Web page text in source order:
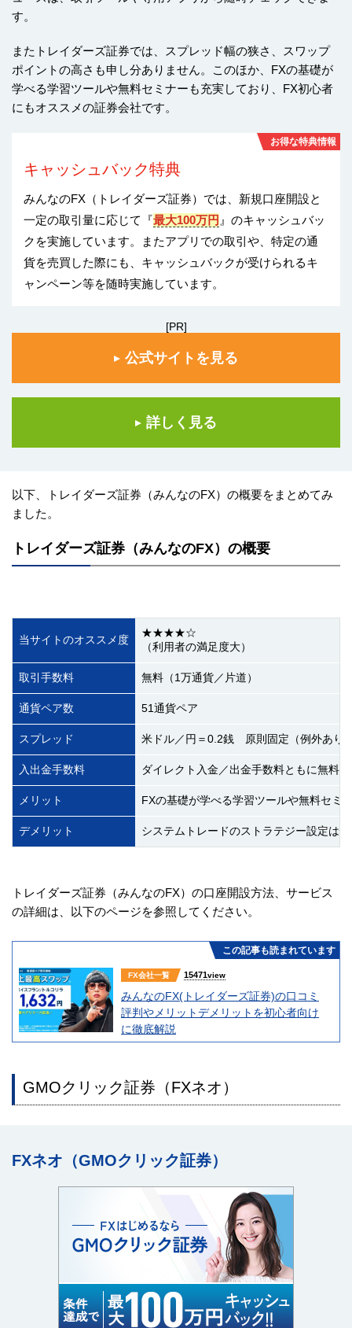
す。
またトレイダーズ証券では、スプレッド幅の狭さ、スワップ
ポイントの高さも申し分ありません。このほか、FXの基礎が
学べる学習ツールや無料セミナーも充実しており、FX初心者
にもオススメの証券会社です。
お得な特典情報
キャッシュバック特典
みんなのFX（トレイダーズ証券）では、新規口座開設と
一定の取引量に応じて『最大100万円 』のキャッシュバッ
クを実施しています。またアプリでの取引や、特定の通
貨を売買した際にも、キャッシュバックが受けられるキ
ャンペーン等を随時実施しています。
[PR]
公式サイトを見る
詳しく見る
以下、トレイダーズ証券（みんなのFX）の概要をまとめてみ
ました。
トレイダーズ証券（みんなのFX）の概要
当サイトのオススメ度
★★★★☆
（利用者の満足度大）
取引手数料 無料（1万通貨／片道）
通貨ペア数 51通貨ペア
スプレッド 米ドル／円＝0.2銭 原則固定（例外あり
入出金手数料 ダイレクト入金／出金手数料ともに無料
メリット FXの基礎が学べる学習ツールや無料セミ
デメリット システムトレードのストラテジー設定は
トレイダーズ証券（みんなのFX）の口座開設方法、サービス
の詳細は、以下のページを参照してください。
この記事も読まれています
FX会社一覧 15471view
みんなのFX(トレイダーズ証券)の口コミ
評判やメリットデメリットを初心者向け
に徹底解説
GMOクリック証券（FXネオ）
FXネオ（GMOクリック証券）